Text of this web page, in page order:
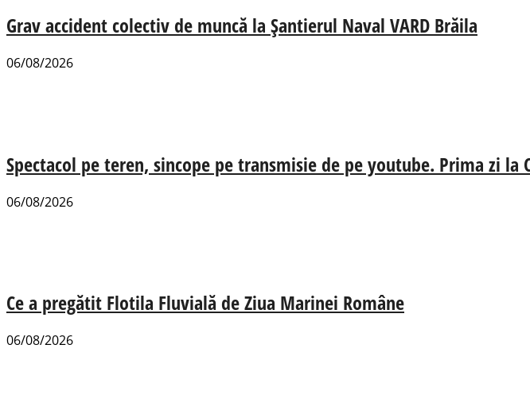
Grav accident colectiv de muncă la Șantierul Naval VARD Brăila
06/08/2026
Spectacol pe teren, sincope pe transmisie de pe youtube. Prima zi
06/08/2026
Ce a pregătit Flotila Fluvială de Ziua Marinei Române
06/08/2026